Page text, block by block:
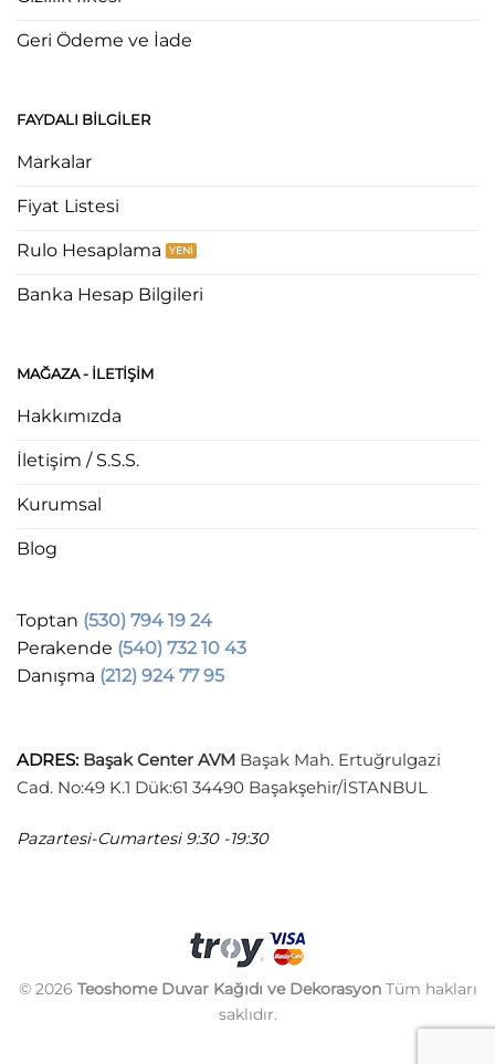
Geri Ödeme ve İade
FAYDALI BILGILER
Markalar
Fiyat Listesi
Rulo Hesaplama
Banka Hesap Bilgileri
MAĞAZA - ILETIŞIM
Hakkımızda
İletişim / S.S.S.
Kurumsal
Blog
Toptan (530) 794 19 24
Perakende (540) 732 10 43
Danışma (212) 924 77 95
ADRES: Başak Center AVM Başak Mah. Ertuğrulgazi
Cad. No:49 K.1 Dük:61 34490 Başakşehir/İSTANBUL
Pazartesi-Cumartesi 9:30 -19:30
© 2026 Teoshome Duvar Kağıdı ve DekorasyonTüm hakları
saklıdır.